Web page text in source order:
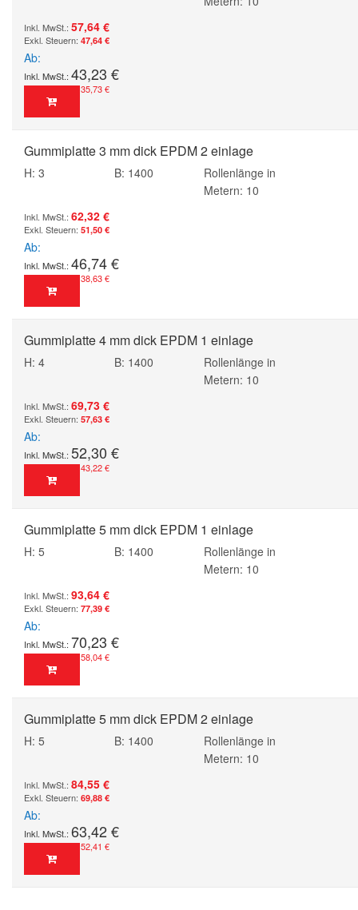
57,64 €
47,64 €
Ab
43,23 €
35,73 €
Gummiplatte 3 mm dick EPDM 2 einlage
H: 3 B: 1400
Rollenlänge in
Metern: 10
62,32 €
51,50 €
Ab
46,74 €
38,63 €
Gummiplatte 4 mm dick EPDM 1 einlage
H: 4 B: 1400
Rollenlänge in
Metern: 10
69,73 €
57,63 €
Ab
52,30 €
43,22 €
Gummiplatte 5 mm dick EPDM 1 einlage
H: 5 B: 1400
Rollenlänge in
Metern: 10
93,64 €
77,39 €
Ab
70,23 €
58,04 €
Gummiplatte 5 mm dick EPDM 2 einlage
H: 5 B: 1400
Rollenlänge in
Metern: 10
84,55 €
69,88 €
Ab
63,42 €
52,41 €